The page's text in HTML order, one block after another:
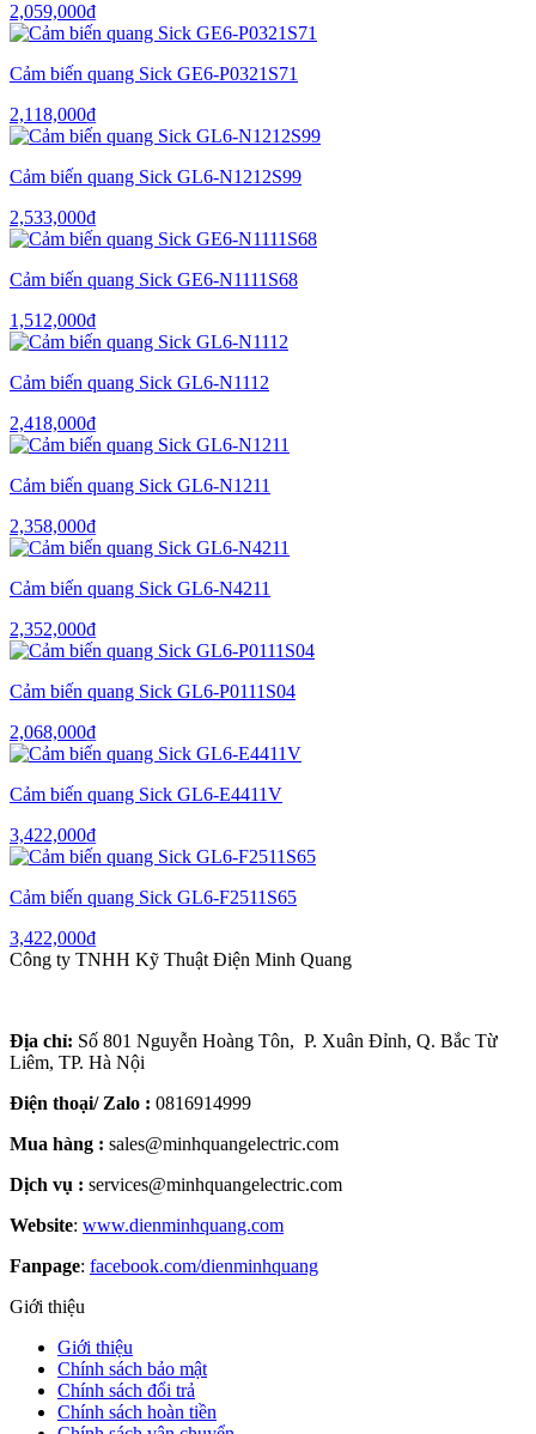
2,059,000₫
Cảm biến quang Sick GE6-P0321S71
2,118,000₫
Cảm biến quang Sick GL6-N1212S99
2,533,000₫
Cảm biến quang Sick GE6-N1111S68
1,512,000₫
Cảm biến quang Sick GL6-N1112
2,418,000₫
Cảm biến quang Sick GL6-N1211
2,358,000₫
Cảm biến quang Sick GL6-N4211
2,352,000₫
Cảm biến quang Sick GL6-P0111S04
2,068,000₫
Cảm biến quang Sick GL6-E4411V
3,422,000₫
Cảm biến quang Sick GL6-F2511S65
3,422,000₫
Công ty TNHH Kỹ Thuật Điện Minh Quang
Địa chỉ: Số 801 Nguyễn Hoàng Tôn, P. Xuân Đỉnh, Q. Bắc Từ
Liêm, TP. Hà Nội
Điện thoại/ Zalo : 0816914999
Mua hàng : sales@minhquangelectric.com
Dịch vụ : services@minhquangelectric.com
Website: www.dienminhquang.com
Fanpage: facebook.com/dienminhquang
Giới thiệu
Giới thiệu
Chính sách bảo mật
Chính sách đổi trả
Chính sách hoàn tiền